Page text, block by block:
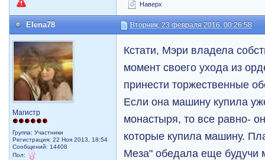
Наверх
Elena78 Вторник, 23 февраля 2016, 00:26:58
Магистр
Группа: Участники
Регистрация: 22 Ноя 2013, 18:54
Сообщений: 14408
Пол:
Кстати, Мэри владела
момент своего ухода из
принести торжественные
Если она машину купила
монастыря, то все равно-
которые купила машину.
Меза" обедала еще будучи